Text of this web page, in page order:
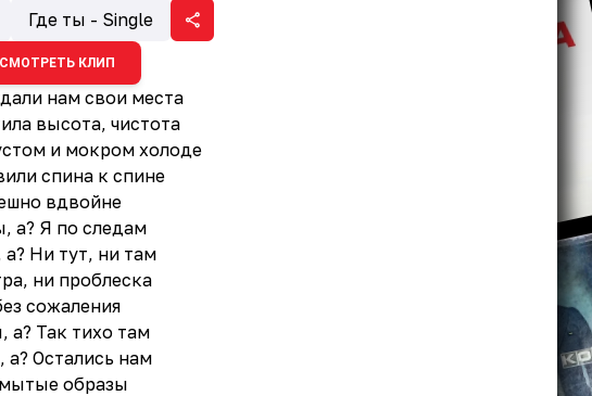
Где ты - Single
КЛИП
нам свои места
высота, чистота
и мокром холоде
спина к спине
вдвойне
а? Я по следам
а? Ни тут, ни там
ни проблеска
сожаления
а? Так тихо там
а? Остались нам
образы